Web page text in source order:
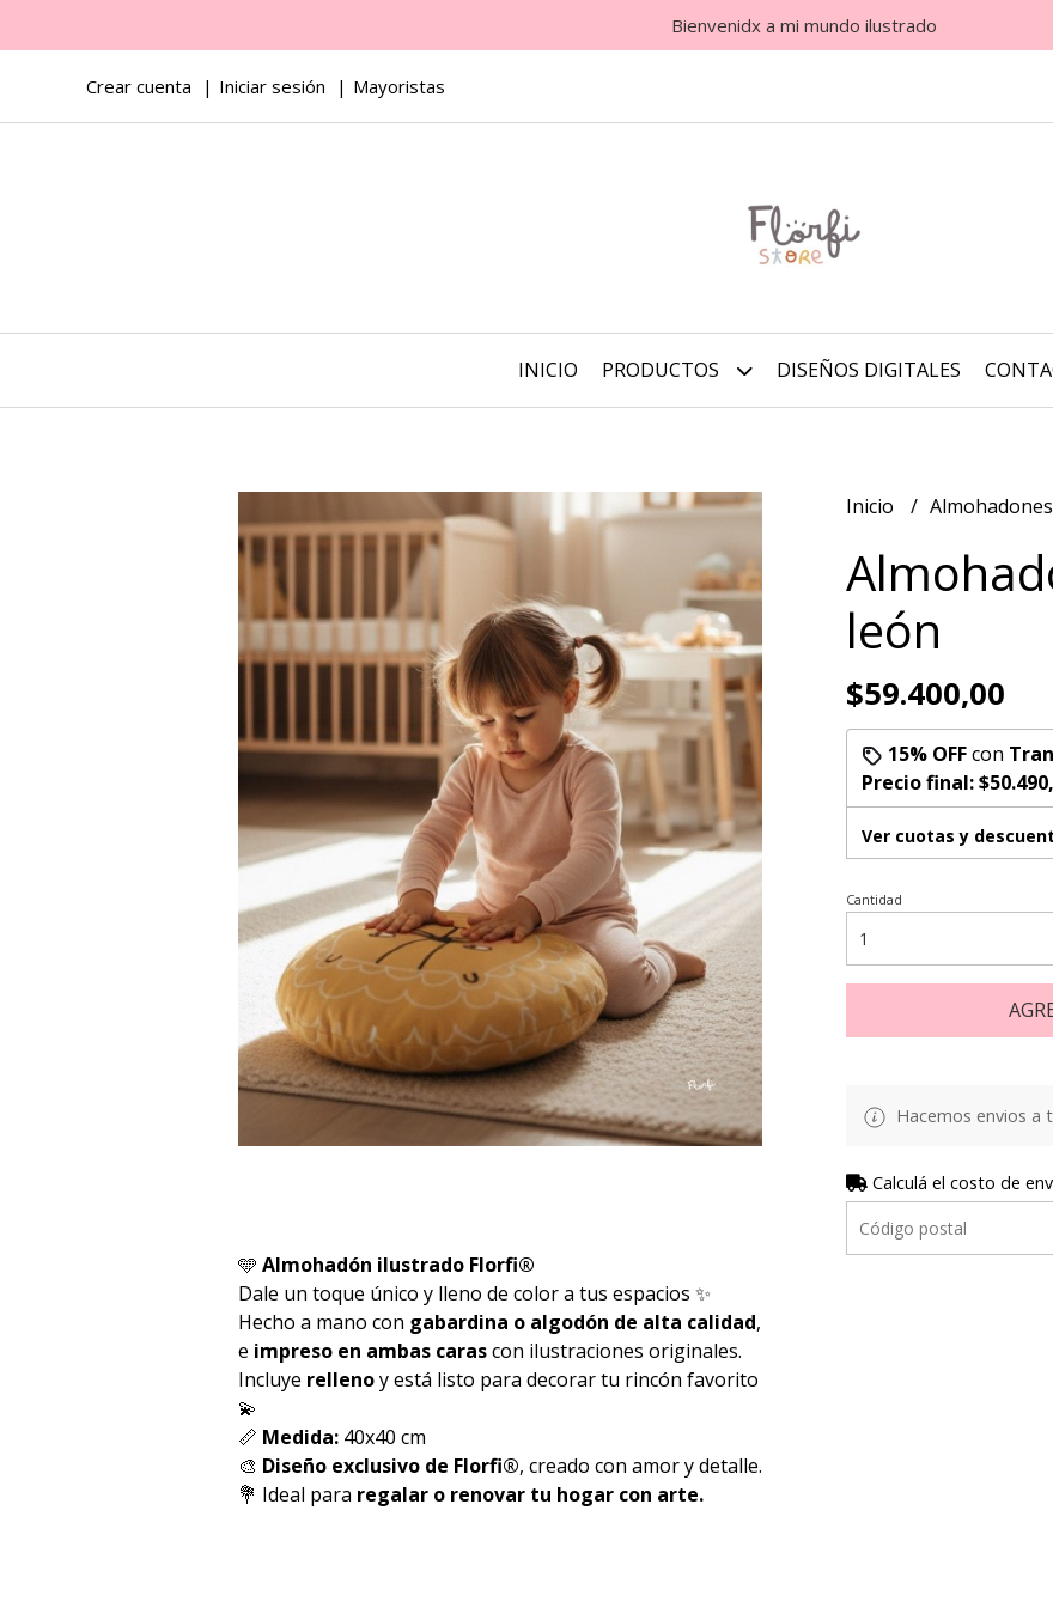
Bienvenidx a mi mundo ilustrado
Crear cuenta Iniciar sesión Mayoristas
INICIO PRODUCTOS DISEÑOS DIGITALES
🩵 Almohadón ilustrado Florfi®
Dale un toque único y lleno de color a tus espacios ✨
Hecho a mano con gabardina o algodón de alta calidad,
e impreso en ambas carascon ilustraciones originales.
Incluye rellenoy está listo para decorar tu rincón favorito
💫
📏 Medida: 40x40 cm
🎨 Diseño exclusivo de Florfi®, creado con amor y detalle.
💐 Ideal para regalar o renovar tu hogar con arte.
Inicio Almohadones
león
$59.400,00
15% OFFcon
Precio final:
Ver cuotas y
Cantidad
Hacemos envios a
Calculá el costo de